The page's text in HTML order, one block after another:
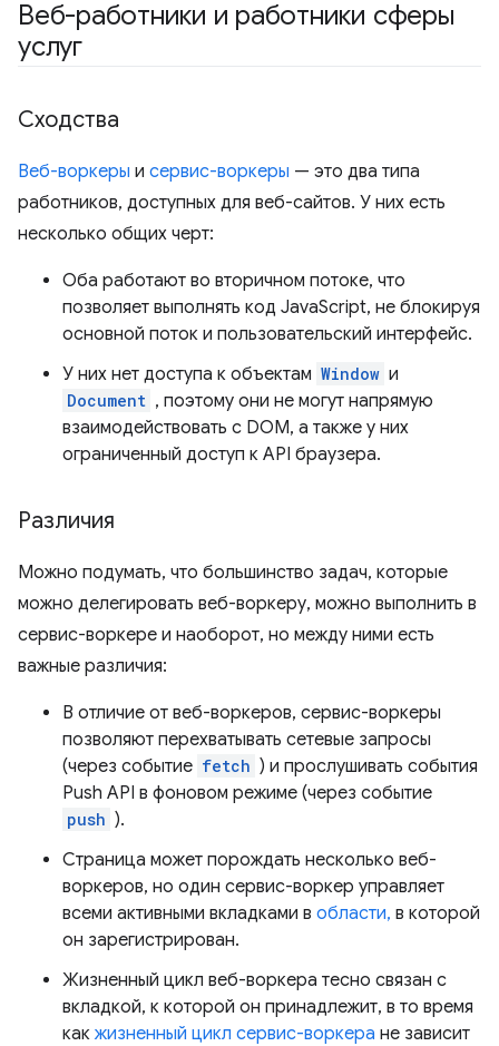
Веб-работники и работники сферы
услуг
Сходства
Веб-воркеры и сервис-воркеры — это два типа
работников, доступных для веб-сайтов. У них есть
несколько общих черт:
Оба работают во вторичном потоке, что
позволяет выполнять код JavaScript, не блокируя
основной поток и пользовательский интерфейс.
У них нет доступа к объектам Window и
Document , поэтому они не могут напрямую
взаимодействовать с DOM, а также у них
ограниченный доступ к API браузера.
Различия
Можно подумать, что большинство задач, которые
можно делегировать веб-воркеру, можно выполнить в
сервис-воркере и наоборот, но между ними есть
важные различия:
В отличие от веб-воркеров, сервис-воркеры
позволяют перехватывать сетевые запросы
(через событие fetch ) и прослушивать события
Push API в фоновом режиме (через событие
push ).
Страница может порождать несколько веб-
воркеров, но один сервис-воркер управляет
всеми активными вкладками в области, в которой
он зарегистрирован.
Жизненный цикл веб-воркера тесно связан с
вкладкой, к которой он принадлежит, в то время
как жизненный цикл сервис-воркера не зависит